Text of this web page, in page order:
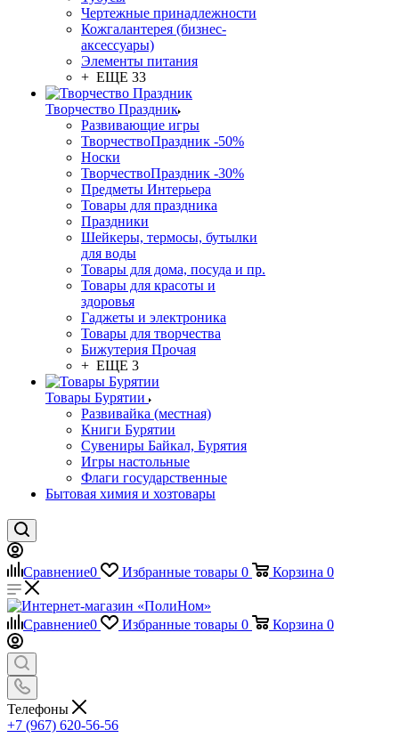
Чертежные принадлежности
Кожгалантерея (бизнес-
аксессуары)
Элементы питания
+ ЕЩЕ 33
Творчество Праздник
Развивающие игры
ТворчествоПраздник -50%
Носки
ТворчествоПраздник -30%
Предметы Интерьера
Товары для праздника
Праздники
Шейкеры, термосы, бутылки
для воды
Товары для дома, посуда и пр.
Товары для красоты и
здоровья
Гаджеты и электроника
Товары для творчества
Бижутерия Прочая
+ ЕЩЕ 3
Товары Бурятии
Развивайка (местная)
Книги Бурятии
Сувениры Байкал, Бурятия
Игры настольные
Флаги государственные
Бытовая химия и хозтовары
Сравнение0 Избранные товары 0 Корзина 0
Сравнение0 Избранные товары 0 Корзина 0
Телефоны
+7 (967) 620-56-56